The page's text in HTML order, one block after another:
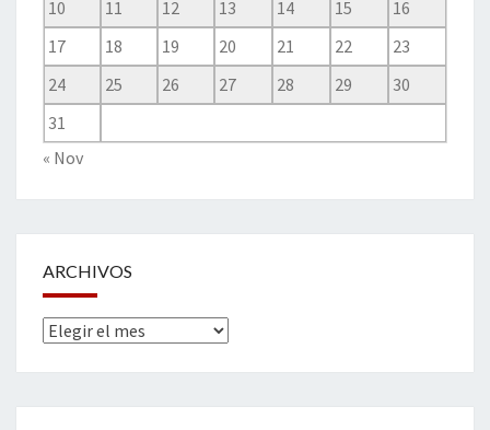
10
11 12 13 14 15
16
17
18 19 20 21 22
23
24
25 26 27 28 29
30
31
« Nov
ARCHIVOS
Archivos